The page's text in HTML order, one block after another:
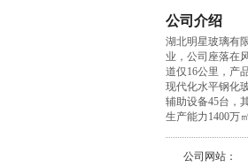
公司介绍
湖北明星玻璃有
业，公司座落在
道仅16公里，产
现代化水平钢化
辅助设备45台，
生产能力1400万
公司网站：